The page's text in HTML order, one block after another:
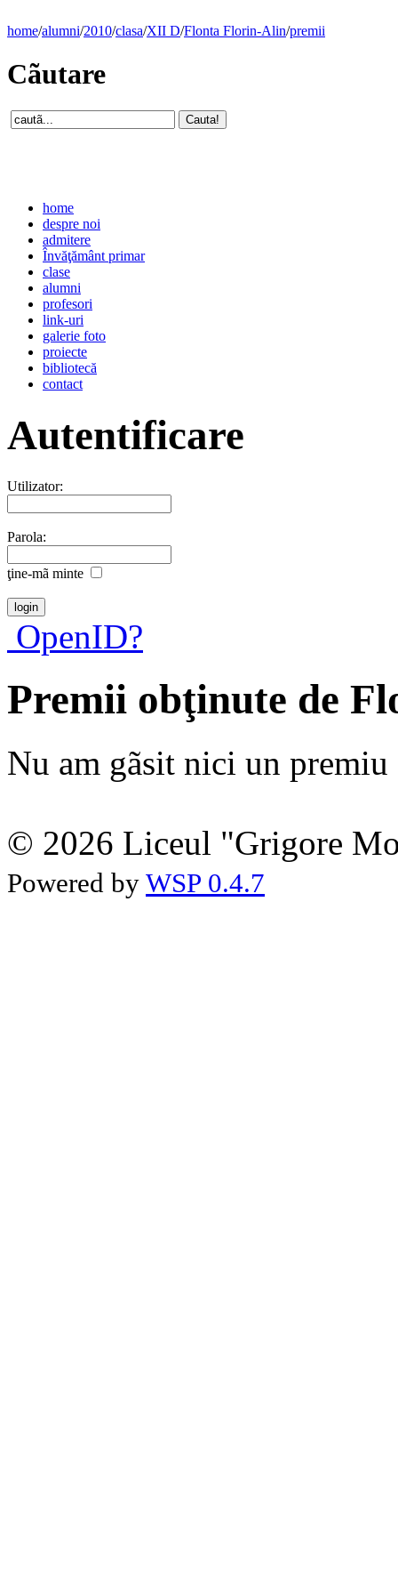
home/alumni/2010/clasa/XII D/Flonta Florin-Alin/premii
Cãutare
home
despre noi
admitere
Învăţământ primar
clase
alumni
profesori
link-uri
galerie foto
proiecte
bibliotecă
contact
Autentificare
Utilizator:
Parola:
ţine-mã minte
OpenID?
Premii obţinute de
Nu am gãsit nici un premiu
© 2026 Liceul "Grigore
Powered by WSP 0.4.7